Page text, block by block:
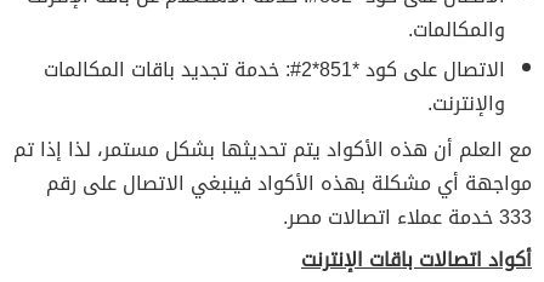
والمكالمات.
الاتصال على كود *851*2#: خدمة تجديد باقات المكالمات
والإنترنت.
مع العلم أن هذه الأكواد يتم تحديثها بشكل مستمر، لذا إذا تم
مواجهة أي مشكلة بهذه الأكواد فينبغي الاتصال على رقم
333 خدمة عملاء اتصالات مصر.
أكواد اتصالات باقات الإنترنت